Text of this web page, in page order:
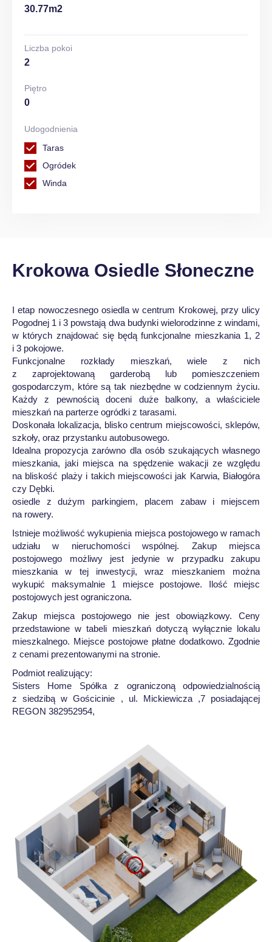
30.77m2
Liczba pokoi
2
Piętro
0
Udogodnienia
Taras
Ogródek
Winda
Krokowa Osiedle Słoneczne
I etap nowoczesnego osiedla w centrum Krokowej, przy ulicy
Pogodnej 1 i 3 powstają dwa budynki wielorodzinne z windami,
w których znajdować się będą funkcjonalne mieszkania 1, 2
i 3 pokojowe.
Funkcjonalne rozkłady mieszkań, wiele z nich
z zaprojektowaną garderobą lub pomieszczeniem
gospodarczym, które są tak niezbędne w codziennym życiu.
Każdy z pewnością doceni duże balkony, a właściciele
mieszkań na parterze ogródki z tarasami.
Doskonała lokalizacja, blisko centrum miejscowości, sklepów,
szkoły, oraz przystanku autobusowego.
Idealna propozycja zarówno dla osób szukających własnego
mieszkania, jaki miejsca na spędzenie wakacji ze względu
na bliskość plaży i takich miejscowości jak Karwia, Białogóra
czy Dębki.
osiedle z dużym parkingiem, placem zabaw i miejscem
na rowery.
Istnieje możliwość wykupienia miejsca postojowego w ramach
udziału w nieruchomości wspólnej. Zakup miejsca
postojowego możliwy jest jedynie w przypadku zakupu
mieszkania w tej inwestycji, wraz mieszkaniem można
wykupić maksymalnie 1 miejsce postojowe. Ilość miejsc
postojowych jest ograniczona.
Zakup miejsca postojowego nie jest obowiązkowy. Ceny
przedstawione w tabeli mieszkań dotyczą wyłącznie lokalu
mieszkalnego. Miejsce postojowe płatne dodatkowo. Zgodnie
z cenami prezentowanymi na stronie.
Podmiot realizujący:
Sisters Home Spółka z ograniczoną odpowiedzialnością
z siedzibą w Gościcinie , ul. Mickiewicza ,7 posiadającej
REGON 382952954,